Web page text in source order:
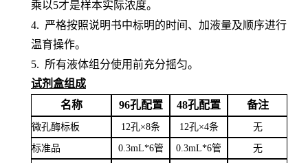
乘以5才是样本实际浓度。
4. 严格按照说明书中标明的时间、加液量及顺序进行
温育操作。
5. 所有液体组分使用前充分摇匀。
试剂盒组成
名称
96孔配置 48孔配置 备注
微孔酶标板 12孔×8条 12孔×4条 无
标准品 0.3mL*6管 0.3mL*6管 无